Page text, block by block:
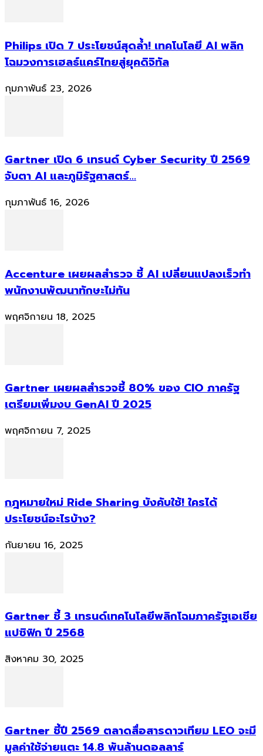
Philips เปิด 7 ประโยชน์สุดล้ำ! เทคโนโลยี AI พลิก
โฉมวงการเฮลธ์แคร์ไทยสู่ยุคดิจิทัล
กุมภาพันธ์ 23, 2026
Gartner เปิด 6 เทรนด์ Cyber Security ปี 2569
จับตา AI และภูมิรัฐศาสตร์...
กุมภาพันธ์ 16, 2026
Accenture เผยผลสำรวจ ชี้ AI เปลี่ยนแปลงเร็วทำ
พนักงานพัฒนาทักษะไม่ทัน
พฤศจิกายน 18, 2025
Gartner เผยผลสำรวจชี้ 80% ของ CIO ภาครัฐ
เตรียมเพิ่มงบ GenAI ปี 2025
พฤศจิกายน 7, 2025
กฎหมายใหม่ Ride Sharing บังคับใช้! ใครได้
ประโยชน์อะไรบ้าง?
กันยายน 16, 2025
Gartner ชี้ 3 เทรนด์เทคโนโลยีพลิกโฉมภาครัฐเอเชีย
แปซิฟิก ปี 2568
สิงหาคม 30, 2025
Gartner ชี้ปี 2569 ตลาดสื่อสารดาวเทียม LEO จะมี
มูลค่าใช้จ่ายแตะ 14.8 พันล้านดอลลาร์